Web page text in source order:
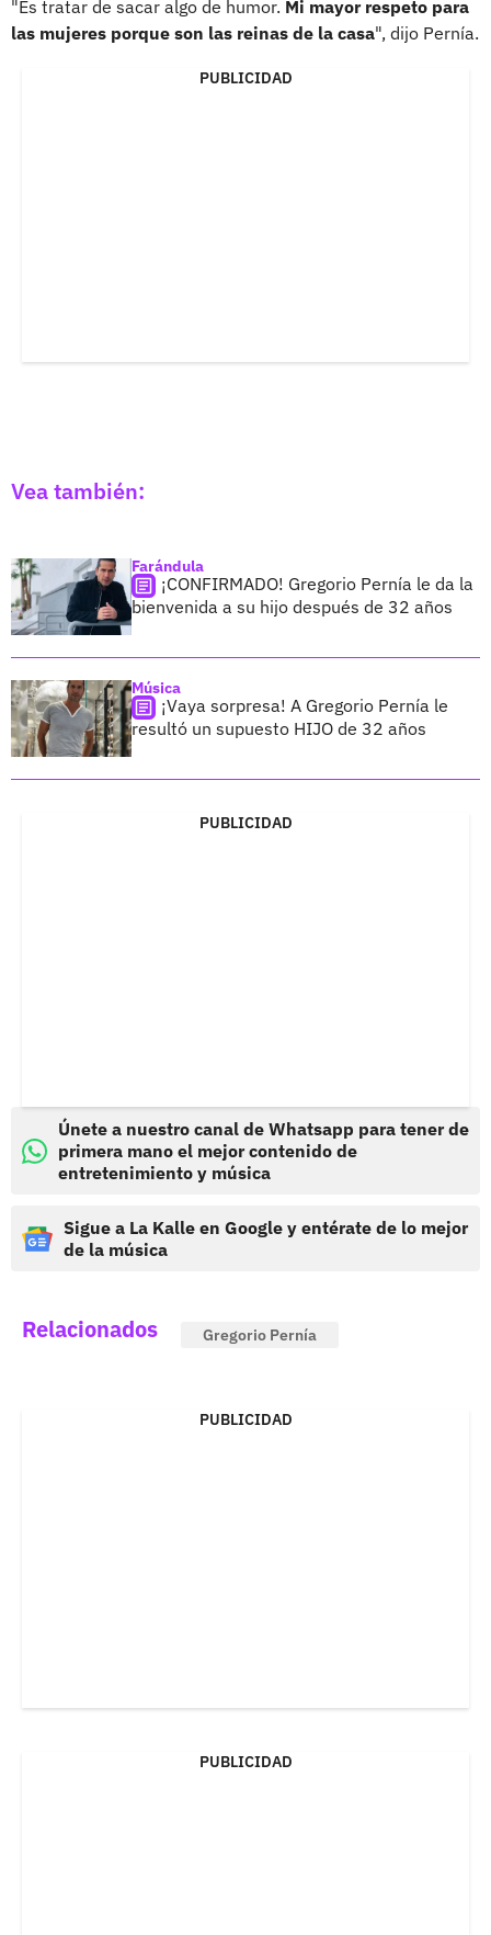
"Es tratar de sacar algo de humor. Mi mayor respeto para
las mujeres porque son las reinas de la casa", dijo Pernía.
PUBLICIDAD
Vea también:
Farándula
¡CONFIRMADO! Gregorio Pernía le da la
bienvenida a su hijo después de 32 años
Música
¡Vaya sorpresa! A Gregorio Pernía le
resultó un supuesto HIJO de 32 años
PUBLICIDAD
Únete a nuestro canal de Whatsapp para tener de
primera mano el mejor contenido de
entretenimiento y música
Sigue a La Kalle en Google y entérate de lo mejor
de la música
Relacionados Gregorio Pernía
PUBLICIDAD
PUBLICIDAD